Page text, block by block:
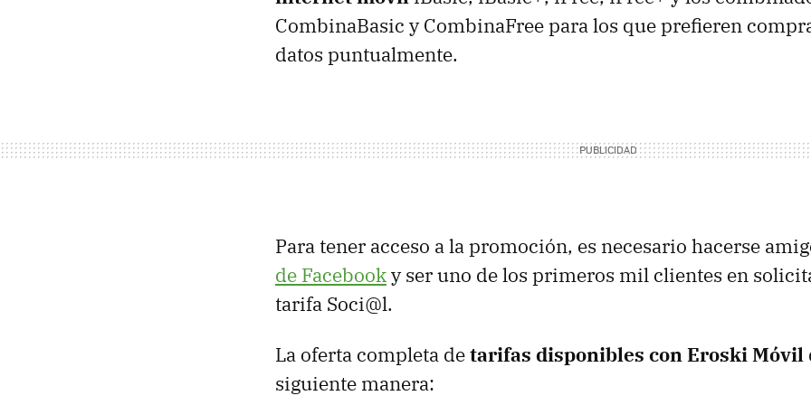
CombinaBasic y CombinaFree para los que prefieren
datos puntualmente.
Para tener acceso a la promoción, es necesario hacerse
de Facebooky ser uno de los primeros mil clientes en
tarifa Soci@l.
La oferta completa detarifas disponibles con Eroski Móvil
siguiente manera: